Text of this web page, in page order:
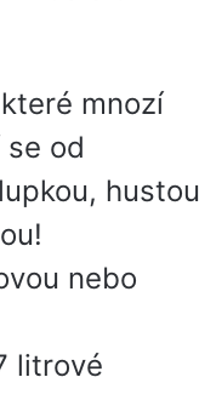
mnozí
se od
hustou
nebo
litrové